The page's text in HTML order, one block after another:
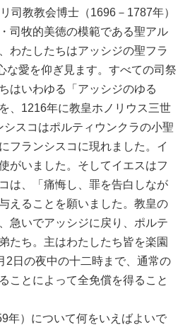
司教教会博士（1696－1787年）
司牧的美徳の模範である聖アル
わたしたちはアッシジの聖フラ
な愛を仰ぎ見ます。すべての司祭
はいわゆる「アッシジのゆる
、1216年に教皇ホノリウス三世
スコはポルティウンクラの小聖
フランシスコに現れました。イ
がいました。そしてイエスはフ
は、「痛悔し、罪を告白しなが
えることを願いました。教皇の
急いでアッシジに戻り、ポルテ
たち。主はわたしたち皆を楽園
2日の夜中の十二時まで、通常の
ことによって全免償を得ること
）について何をいえばよいで